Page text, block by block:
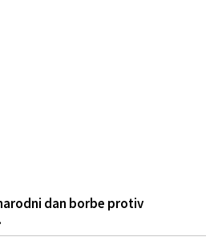
dan borbe protiv